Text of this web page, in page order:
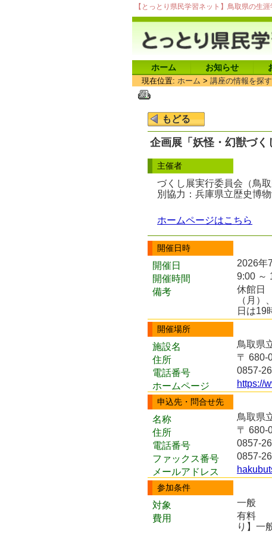
【とっとり県民学習ネット】鳥取県の生
ホーム お知らせ
現在位置: ホーム > 講座の情報を探す
企画展「妖怪・幻獣づく
主催者
づくし展実行委員会（鳥
別協力：兵庫県立歴史博
ホームページはこちら
開催日時
開催日
2026年
開催時間
9:00 ～
備考
休館日
（月
日は19
開催場所
施設名
鳥取県
住所
〒 680-
電話番号
0857-
ホームページ
https://
申込先・問合せ先
名称
鳥取県
住所
〒 680-
電話番号
0857-
ファックス番号
0857-
メールアドレス
参加条件
対象
一般
費用
有料
り】一